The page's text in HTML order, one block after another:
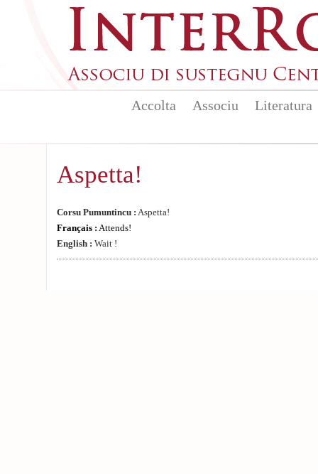
Accolta Associu Literatura
Aspetta!
Corsu Pumuntincu : Aspetta!
Français : Attends!
English : Wait !